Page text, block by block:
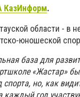
КазИнформ.
области - в
юношеской
база для
«Жастар»
спорта, но, как